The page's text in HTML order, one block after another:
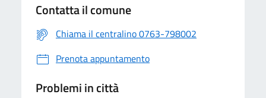
Contatta il comune
Chiama il centralino 0763-798002
Prenota appuntamento
Problemi in città